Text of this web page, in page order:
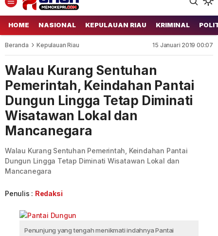
HOME NASIONAL KEPULAUAN RIAU KRIMINAL
Beranda Kepulauan Riau 15 Januari 2019 00:07
Walau Kurang Sentuhan
Pemerintah, Keindahan Pantai
Dungun Lingga Tetap Diminati
Wisatawan Lokal dan
Mancanegara
Walau Kurang Sentuhan Pemerintah, Keindahan Pantai
Dungun Lingga Tetap Diminati Wisatawan Lokal dan
Mancanegara
Penulis : Redaksi
Penunjung yang tengah menikmati indahnya Pantai